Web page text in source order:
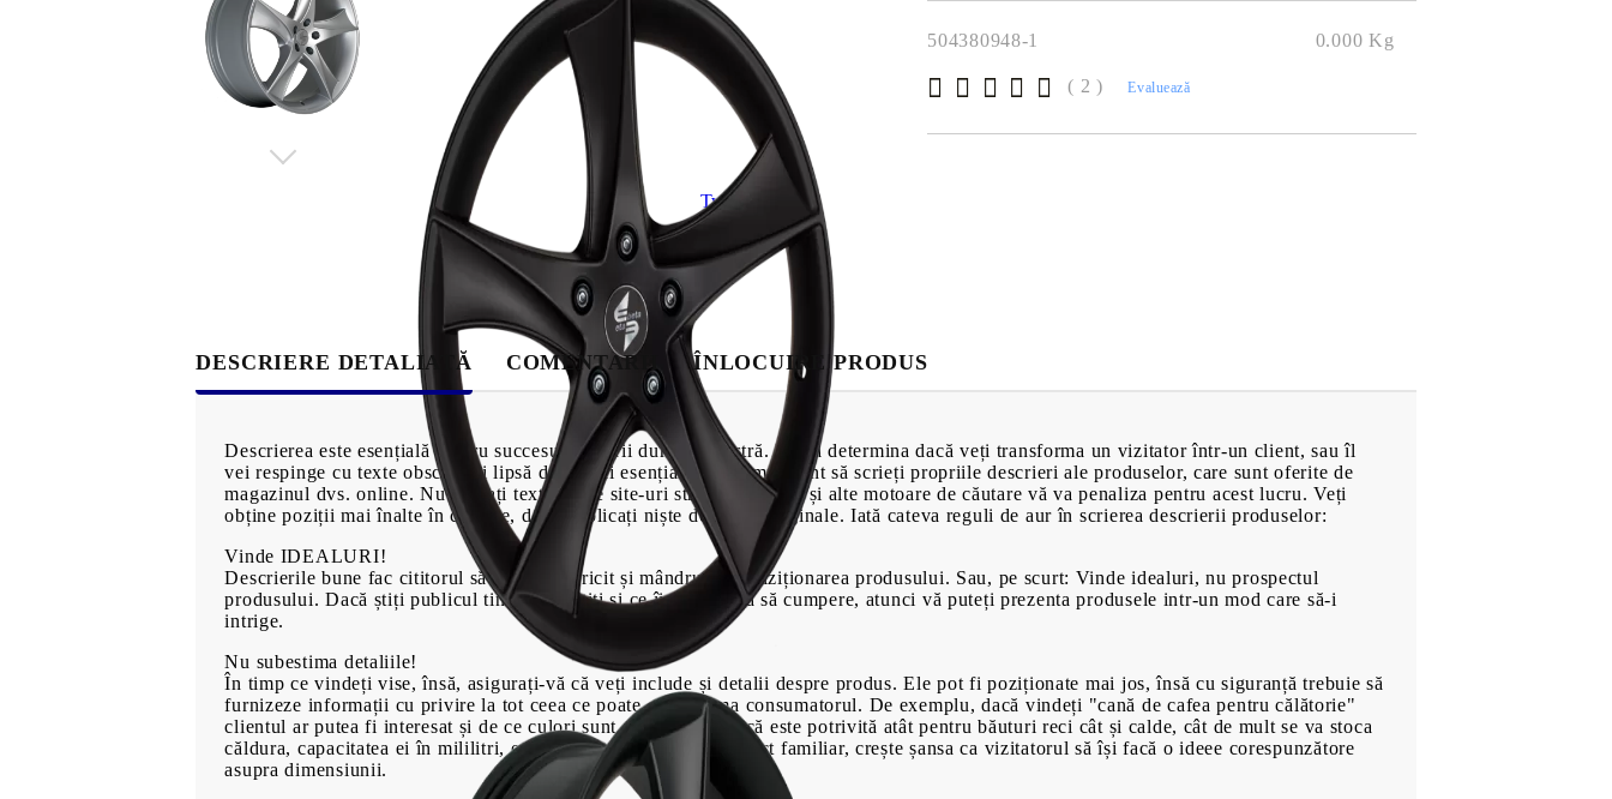
Bijuterii de aur
Bijuterii imitație
Inele
Earrings
alimentare
Măşti şi şampoane pentru
Produse pe bază de miere
Canapele
PREZENTARE 360°
PRODUSE CU
VIDEOCLIP
CĂRȚI & JOCURI
Cele mai bine vândute în
Cărți in Limba Engleză
Jocuri
Muzica
00Lei 00 Lei
Tweet
finalizarea comenzii.
504380948-1 0.000 Kg
( 2 ) Evaluează
DESCRIERE DETALIATĂ COMENTARII ÎNLOCUIRE PRODUS
Descrierea este esențială pentru succesul afacerii dumneavoastră. Ea va determina dacă veți transforma un vizitator într-un client, sau îl
vei respinge cu texte obscure și lipsă de detalii esențiale. Este important să scrieți propriile descrieri ale produselor, care sunt oferite de
magazinul dvs. online. Nu copiați texte de pe site-uri străine! Google și alte motoare de căutare vă va penaliza pentru acest lucru. Veți
obține poziții mai înalte în căutare, dacă publicați niște descrieri originale. Iată cateva reguli de aur în scrierea descrierii produselor:
Vinde IDEALURI!
Descrierile bune fac cititorul să se simtă fericit și mândru de achiziționarea produsului. Sau, pe scurt: Vinde idealuri, nu prospectul
produsului. Dacă știți publicul tintă bine, știți și ce îi motivează să cumpere, atunci vă puteți prezenta produsele intr-un mod care să-i
intrige.
Nu subestima detaliile!
În timp ce vindeți vise, însă, asigurați-vă că veți include și detalii despre produs. Ele pot fi poziționate mai jos, însă cu siguranță trebuie să
furnizeze informații cu privire la tot ceea ce poate entuziasma consumatorul. De exemplu, dacă vindeți "cană de cafea pentru călătorie"
clientul ar putea fi interesat și de ce culori sunt disponibile, dacă este potrivită atât pentru băuturi reci cât și calde, cât de mult se va stoca
căldura, capacitatea ei în mililitri, etc. Prin comparea cu un obiect familiar, crește șansa ca vizitatorul să își facă o ideee corespunzătore
asupra dimensiunii.